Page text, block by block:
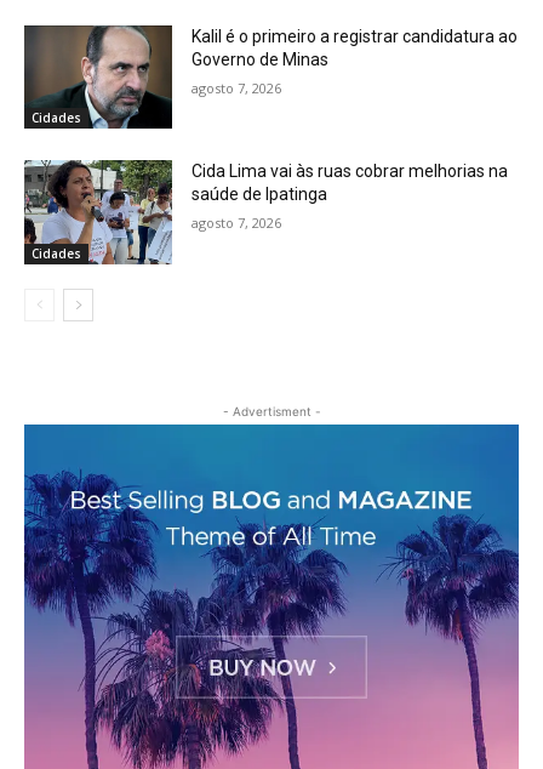
Cidades
Kalil é o primeiro a registrar candidatura ao
Governo de Minas
agosto 7, 2026
Cidades
Cida Lima vai às ruas cobrar melhorias na
saúde de Ipatinga
agosto 7, 2026
- Advertisment -